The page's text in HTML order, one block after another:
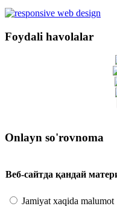
Foydali havolalar
Onlayn so'rovnoma
Веб-сайтда қандай
Jamiyat xaqida malumot